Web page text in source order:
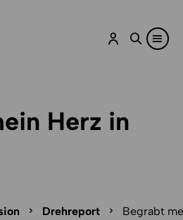
Herz in
Drehreport Begrabt